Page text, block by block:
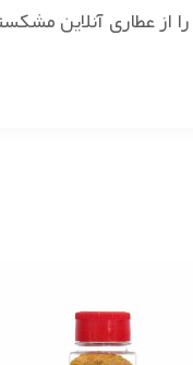
را از عطاری آنلاین